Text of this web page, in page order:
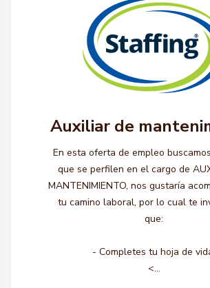
Auxiliar de
En esta oferta de empleo
que se perfilen en el cargo de
MANTENIMIENTO, nos gustaría
tu camino laboral, por lo cual te
que:
- Completes tu hoja de
<...